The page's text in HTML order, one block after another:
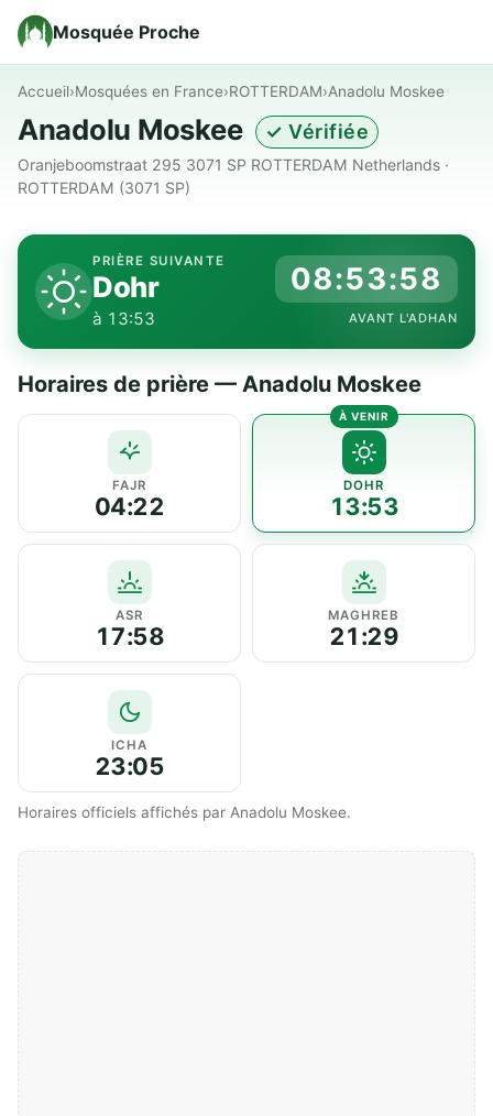
Mosquée Proche
Accueil›Mosquées en France›ROTTERDAM›Anadolu Moskee
Anadolu Moskee ✓ Vérifiée
Oranjeboomstraat 295 3071 SP ROTTERDAM Netherlands ·
ROTTERDAM (3071 SP)
PRIÈRE SUIVANTE
Dohr
à 13:53
08:53:58
AVANT L'ADHAN
Horaires de prière — Anadolu Moskee
FAJR
04:22
DOHR
13:53
ASR
17:58
MAGHREB
21:29
ICHA
23:05
Horaires officiels affichés par Anadolu Moskee.